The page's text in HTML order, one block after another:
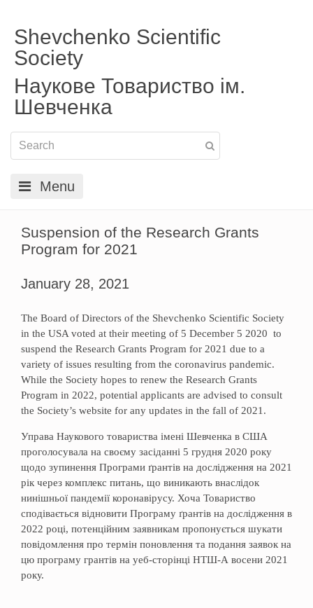
Shevchenko Scientific
Society
Наукове Товариство ім.
Шевченка
Menu
Suspension of the Research Grants
Program for 2021
January 28, 2021
The Board of Directors of the Shevchenko Scientific Society
in the USA voted at their meeting of 5 December 5 2020 to
suspend the Research Grants Program for 2021 due to a
variety of issues resulting from the coronavirus pandemic.
While the Society hopes to renew the Research Grants
Program in 2022, potential applicants are advised to consult
the Society’s website for any updates in the fall of 2021.
Управа Наукового товариства імені Шевченка в США
проголосувала на своєму засіданні 5 грудня 2020 року
щодо зупинення Програми ґрантів на дослідження на 2021
рік через комплекс питань, що виникають внаслідок
нинішньої пандемії коронавірусу. Хоча Товариство
сподівається відновити Програму ґрантів на дослідження в
2022 році, потенційним заявникам пропонується шукати
повідомлення про термін поновлення та подання заявок на
цю програму грантів на уеб-сторінці НТШ-А восени 2021
року.